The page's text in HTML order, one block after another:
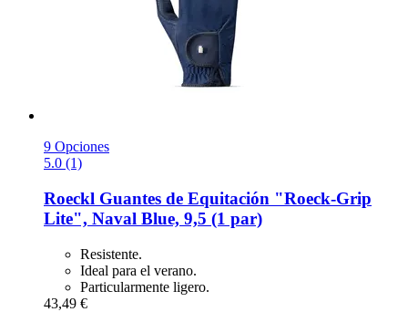
9 Opciones
5.0 (1)
Roeckl Guantes de Equitación "Roeck-​Grip
Lite", Naval Blue, 9,5 (1 par)
Resistente.
Ideal para el verano.
Particularmente ligero.
43,49 €